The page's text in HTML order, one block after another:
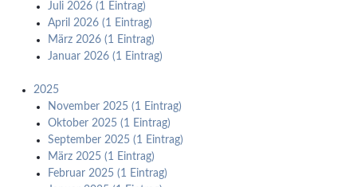
Juli 2026 (1 Eintrag)
April 2026 (1 Eintrag)
März 2026 (1 Eintrag)
Januar 2026 (1 Eintrag)
2025
November 2025 (1 Eintrag)
Oktober 2025 (1 Eintrag)
September 2025 (1 Eintrag)
März 2025 (1 Eintrag)
Februar 2025 (1 Eintrag)